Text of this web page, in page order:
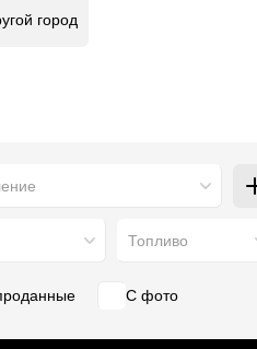
город
Топливо
С фото